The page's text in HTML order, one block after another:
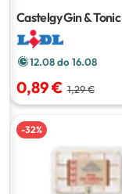
Castelgy Gin & Tonic
12.08 do 16.08
0,89 € 1,29 €
-32%